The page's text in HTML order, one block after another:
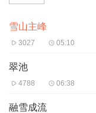
一如墾丁動人的風情
聆賞與珍藏。
雪山主峰
3027 05:10
翠池
4788 06:38
融雪成流